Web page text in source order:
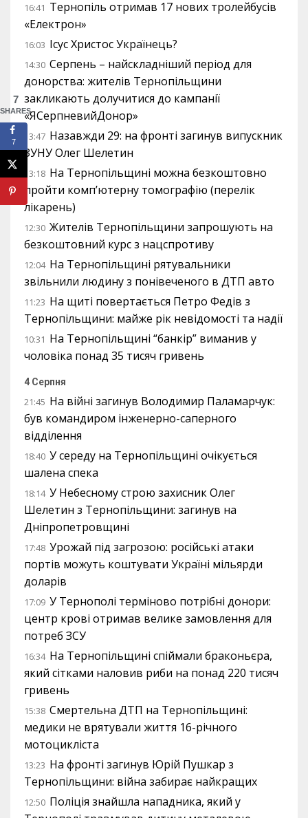
16:41 Тернопіль отримав 17 нових тролейбусів
«Електрон»
16:03 Ісус Христос Українець?
14:30 Серпень – найскладніший період для
донорства: жителів Тернопільщини
закликають долучитися до кампанії
«ЯСерпневийДонор»
13:47 Назавжди 29: на фронті загинув випускник
ЗУНУ Олег Шелетин
13:18 На Тернопільщині можна безкоштовно
пройти комп’ютерну томографію (перелік
лікарень)
12:30 Жителів Тернопільщини запрошують на
безкоштовний курс з нацспротиву
12:04 На Тернопільщині рятувальники
звільнили людину з понівеченого в ДТП авто
11:23 На щиті повертається Петро Федів з
Тернопільщини: майже рік невідомості та надії
10:31 На Тернопільщині “банкір” виманив у
чоловіка понад 35 тисяч гривень
4 Серпня
21:45 На війні загинув Володимир Паламарчук:
був командиром інженерно-саперного
відділення
18:40 У середу на Тернопільщині очікується
шалена спека
18:14 У Небесному строю захисник Олег
Шелетин з Тернопільщини: загинув на
Дніпропетровщині
17:48 Урожай під загрозою: російські атаки
портів можуть коштувати Україні мільярди
доларів
17:09 У Тернополі терміново потрібні донори:
центр крові отримав велике замовлення для
потреб ЗСУ
16:34 На Тернопільщині спіймали браконьєра,
який сітками наловив риби на понад 220 тисяч
гривень
15:38 Смертельна ДТП на Тернопільщині:
медики не врятували життя 16-річного
мотоцикліста
13:23 На фронті загинув Юрій Пушкар з
Тернопільщини: війна забирає найкращих
12:50 Поліція знайшла нападника, який у
7
SHARES
7